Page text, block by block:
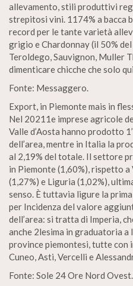
allevamento, stili produttivi
strepitosi vini. 1174% a bacca
record per le tante varietà
grigio e Chardonnay (il 50%
Teroldego, Sauvignon, Muller
dimenticare chicche che solo
Fonte: Messaggero.
Export, in Piemonte mais in
Nel 20211e imprese agricole
Valle d’Aosta hanno prodotto
dell’area, mentre in Italia la
al 2,19% del totale. Il settore
in Piemonte (1,60%), rispetto a
(1,27%) e Liguria (1,02%),
senso. È tuttavia ligure la
per Incidenza del valore
dell’area: si tratta di Imperia,
anche 2lesima in graduatoria
province piemontesi, tutte con
Cuneo, Asti, Vercelli e
Fonte: Sole 24 Ore Nord Ovest.